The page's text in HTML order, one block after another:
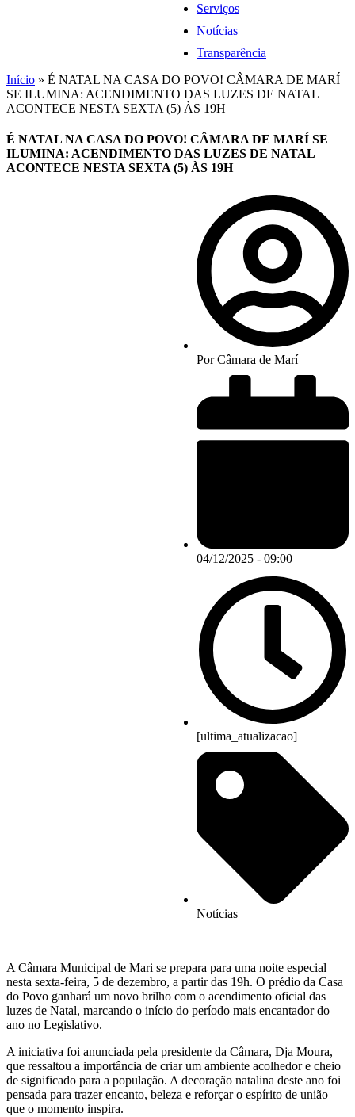
Serviços
Notícias
Transparência
Início » É NATAL NA CASA DO POVO! CÂMARA DE MARÍ
SE ILUMINA: ACENDIMENTO DAS LUZES DE NATAL
ACONTECE NESTA SEXTA (5) ÀS 19H
É NATAL NA CASA DO POVO! CÂMARA DE MARÍ SE
ILUMINA: ACENDIMENTO DAS LUZES DE NATAL
ACONTECE NESTA SEXTA (5) ÀS 19H
PorCâmara de Marí
04/12/2025 - 09:00
[ultima_atualizacao]
Notícias
A Câmara Municipal de Mari se prepara para uma noite especial
nesta sexta-feira, 5 de dezembro, a partir das 19h. O prédio da Casa
do Povo ganhará um novo brilho com o acendimento oficial das
luzes de Natal, marcando o início do período mais encantador do
ano no Legislativo.
A iniciativa foi anunciada pela presidente da Câmara, Dja Moura,
que ressaltou a importância de criar um ambiente acolhedor e cheio
de significado para a população. A decoração natalina deste ano foi
pensada para trazer encanto, beleza e reforçar o espírito de união
que o momento inspira.